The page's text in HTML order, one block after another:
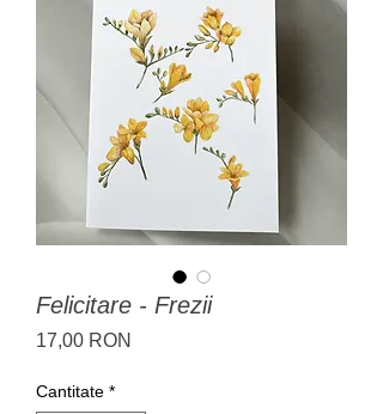
Felicitare - Frezii
17,00 RON
Cantitate *